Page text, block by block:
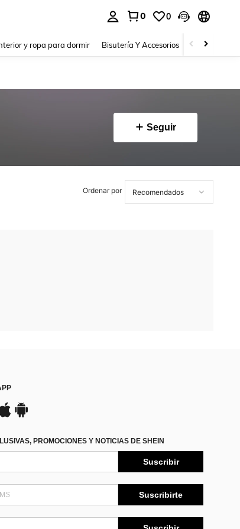
0 0
y ropa para dormir Bisutería Y Accesorios Zapatos
Seguir
Ordenar por
PROMOCIONES Y NOTICIAS DE SHEIN
Suscribir
Suscribirte